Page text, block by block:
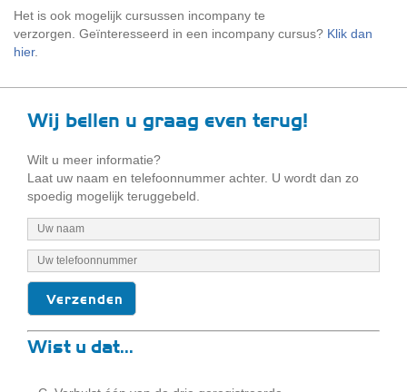
Het is ook mogelijk cursussen incompany te
verzorgen. Geïnteresseerd in een incompany cursus? Klik dan
hier.
Wij bellen u graag even terug!
Wilt u meer informatie?
Laat uw naam en telefoonnummer achter. U wordt dan zo
spoedig mogelijk teruggebeld.
Wist u dat...